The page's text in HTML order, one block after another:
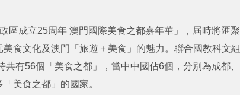
區成立25周年 澳門國際美食之都嘉年華」，屆時將匯聚
食文化及澳門「旅遊＋美食」的魅力。聯合國教科文組
有56個「美食之都」，當中中國佔6個，分別為成都、
美食之都」的國家。